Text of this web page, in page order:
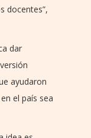
docentes”,
dar
ayudaron
el país sea